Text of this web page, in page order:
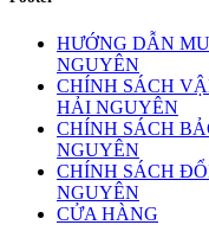
HƯỚNG DẪN
NGUYÊN
CHÍNH SÁCH
HẢI NGUYÊN
CHÍNH SÁCH
NGUYÊN
CHÍNH SÁCH
NGUYÊN
CỬA HÀNG